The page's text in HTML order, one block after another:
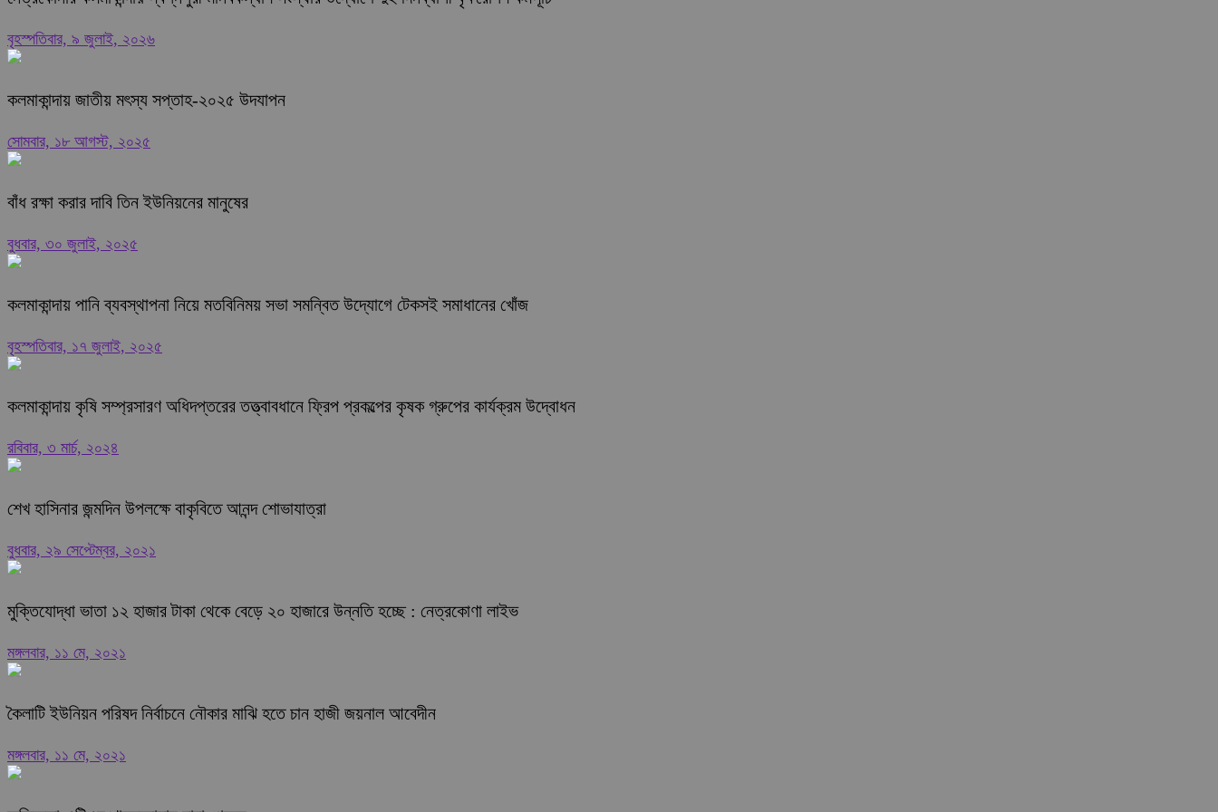
বৃহস্পতিবার, ৯ জুলাই, ২০২৬
কলমাকান্দায় জাতীয় মৎস্য সপ্তাহ-২০২৫ উদযাপন
সোমবার, ১৮ আগস্ট, ২০২৫
বাঁধ রক্ষা করার দাবি তিন ইউনিয়নের মানুষের
বুধবার, ৩০ জুলাই, ২০২৫
কলমাকান্দায় পানি ব্যবস্থাপনা নিয়ে মতবিনিময় সভা সমন্বিত উদ্যোগে টেকসই সমাধানের খোঁজ
বৃহস্পতিবার, ১৭ জুলাই, ২০২৫
কলমাকান্দায় কৃষি সম্প্রসারণ অধিদপ্তরের তত্ত্বাবধানে ফ্রিপ প্রকল্পের কৃষক গ্রুপের কার্যক্রম উদ্বোধন
রবিবার, ৩ মার্চ, ২০২৪
শেখ হাসিনার জন্মদিন উপলক্ষে বাকৃবিতে আনন্দ শোভাযাত্রা
বুধবার, ২৯ সেপ্টেম্বর, ২০২১
মুক্তিযোদ্ধা ভাতা ১২ হাজার টাকা থেকে বেড়ে ২০ হাজারে উন্নতি হচ্ছে : নেত্রকোণা লাইভ
মঙ্গলবার, ১১ মে, ২০২১
কৈলাটি ইউনিয়ন পরিষদ নির্বাচনে নৌকার মাঝি হতে চান হাজী জয়নাল আবেদীন
মঙ্গলবার, ১১ মে, ২০২১